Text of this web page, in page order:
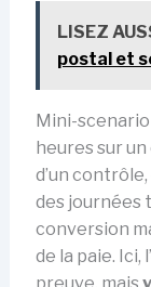
LISEZ
postal et
Mini-scenario
heures sur
d’un
des journées
conversion
de la paie. Ici,